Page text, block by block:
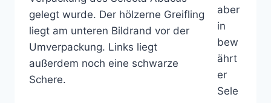
aber
in
bew
ährt
er
Sele